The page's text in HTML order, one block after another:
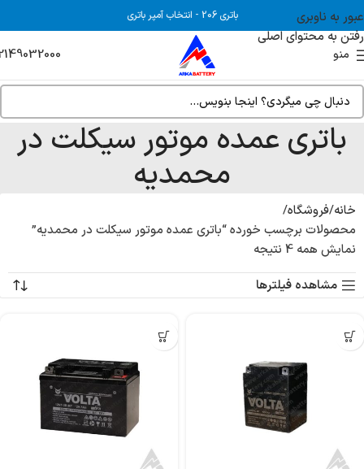
عبور به ناوبری
رفتن به محتوای اصلی
باتری 206 - انتخاب آمپر باتری
منو
باتری عمده موتور سیکلت در
محمدیه
خانهفروشگاه
محصولات برچسب خورده “باتری عمده موتور سیکلت در محمدیه”
نمایش همه 4 نتیجه
مشاهده فیلترها